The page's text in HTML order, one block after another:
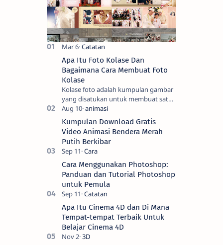
Apa Itu Foto Kolase Dan
Bagaimana Cara Membuat Foto
Kolase
Kolase foto adalah kumpulan gambar
yang disatukan untuk membuat satu
gambar. Seni tradisional melibatkan
pemotongan gambar menjadi bentuk
yang men…
Kumpulan Download Gratis
Video Animasi Bendera Merah
Putih Berkibar
Cara Menggunakan Photoshop:
Panduan dan Tutorial Photoshop
untuk Pemula
Apa Itu Cinema 4D dan Di Mana
Tempat-tempat Terbaik Untuk
Belajar Cinema 4D